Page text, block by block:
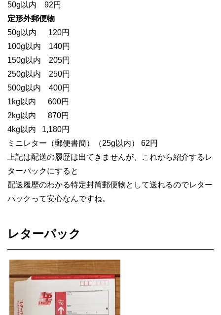
50g以内 92円
定形外郵便物
50g以内 120円
100g以内 140円
150g以内 205円
250g以内 250円
500g以内 400円
1kg以内 600円
2kg以内 870円
4kg以内 1,180円
ミニレター（郵便書簡）
（25g以内） 62円
上記は配送の履歴は出てきませんが、
これから紹介するレ
ターパックにすると
配送履歴のわかる特定封筒郵便物として送れるのでレター
パックって安心なんですね。
レターパック